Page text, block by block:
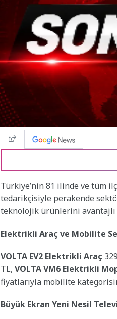
Türkiye’nin 81 ilinde ve tüm
tedarikçisiyle perakende
teknolojik ürünlerini
Elektrikli Araç ve Mobilite
VOLTA EV2 Elektrikli Araç
TL, VOLTA VM6 Elektrikli
fiyatlarıyla mobilite
Büyük Ekran Yeni Nesil